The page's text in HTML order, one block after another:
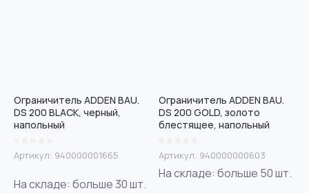
Ограничитель ADDEN BAU.
DS 200 BLACK, черный,
напольный
Артикул: 940000001665
На складе: больше 30шт.
Ограничитель ADDEN BAU.
DS 200 GOLD, золото
блестящее, напольный
Артикул: 940000000603
На складе: больше 50шт.